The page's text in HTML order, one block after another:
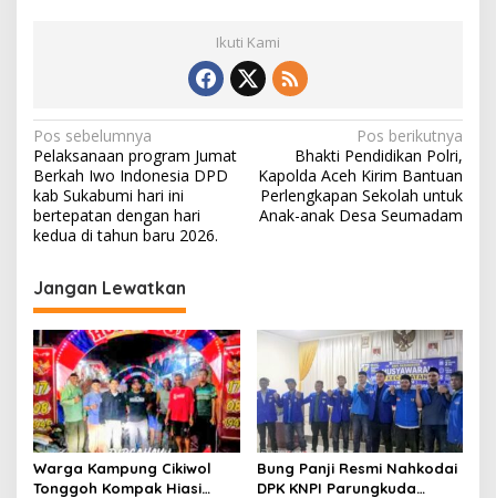
Ikuti Kami
N
a
v
i
a
s
i
p
o
s
Pos sebelumnya
Pelaksanaan program Jumat
Berkah Iwo Indonesia DPD
kab Sukabumi hari ini
bertepatan dengan hari
kedua di tahun baru 2026.
Pos berikutnya
Bhakti Pendidikan Polri,
Kapolda Aceh Kirim Bantuan
Perlengkapan Sekolah untuk
Anak-anak Desa Seumadam
Jangan Lewatkan
Warga Kampung Cikiwol
Tonggoh Kompak Hiasi
Bung Panji Resmi Nahkodai
DPK KNPI Parungkuda